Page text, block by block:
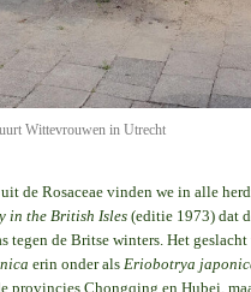
Wittevrouwen in Utrecht
de Rosaceae vinden we in alle
in the British Isles(editie 1973) dat
tegen de Britse winters. Het
erin onder als Eriobotrya
provincies Chongqing en Hubei,